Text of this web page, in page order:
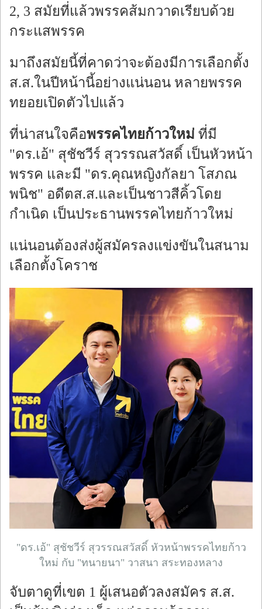
2, 3 สมัยที่แล้วพรรคส้มกวาดเรียบด้วย
กระแสพรรค
มาถึงสมัยนี้ที่คาดว่าจะต้องมีการเลือกตั้ง
ส.ส.ในปีหน้านี้อย่างแน่นอน หลายพรรค
ทยอยเปิดตัวไปแล้ว
ที่น่าสนใจคือพรรคไทยก้าวใหม่ ที่มี
"ดร.เอ้" สุชัชวีร์ สุวรรณสวัสดิ์ เป็นหัวหน้า
พรรค และมี "ดร.คุณหญิงกัลยา โสภณ
พนิช" อดีตส.ส.และเป็นชาวสีคิ้วโดย
กำเนิด เป็นประธานพรรคไทยก้าวใหม่
แน่นอนต้องส่งผู้สมัครลงแข่งขันในสนาม
เลือกตั้งโคราช
"ดร.เอ้" สุชัชวีร์ สุวรรณสวัสดิ์ หัวหน้าพรรคไทยก้าว
ใหม่ กับ "ทนายนา" วาสนา สระทองหลาง
จับตาดูที่เขต 1 ผู้เสนอตัวลงสมัคร ส.ส.